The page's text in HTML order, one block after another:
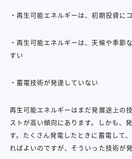
・再生可能エネルギーは、初期投資に
・再生可能エネルギーは、天候や季節
すい
・蓄電技術が発達していない
再生可能エネルギーはまだ発展途上の
ストが高い傾向にあります。しかも、
す。たくさん発電したときに蓄電して
ればよいのですが、そういった技術が